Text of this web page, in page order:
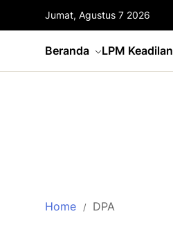
Jumat, Agustus 7 2026
Beranda LPM Keadilan
Home DPA